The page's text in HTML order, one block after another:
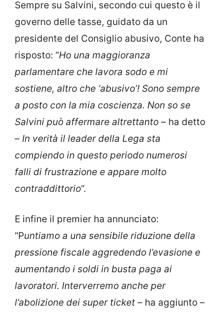
Sempre su Salvini, secondo cui questo è il
governo delle tasse, guidato da un
presidente del Consiglio abusivo, Conte ha
risposto: “Ho una maggioranza
parlamentare che lavora sodo e mi
sostiene, altro che ‘abusivo’! Sono sempre
a posto con la mia coscienza. Non so se
Salvini può affermare altrettanto – ha detto
– In verità il leader della Lega sta
compiendo in questo periodo numerosi
falli di frustrazione e appare molto
contraddittorio“.
E infine il premier ha annunciato:
“Puntiamo a una sensibile riduzione della
pressione fiscale aggredendo l’evasione e
aumentando i soldi in busta paga ai
lavoratori. Interverremo anche per
l’abolizione dei super ticket – ha aggiunto –